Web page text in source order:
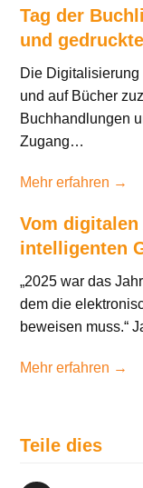
Tag der
und
Die Digitalisierung
und auf Bücher
Buchhandlungen
Zugang…
Mehr erfahren →
Vom
intelligenten
„2025 war das
dem die
beweisen muss.“
Mehr erfahren →
Teile dies